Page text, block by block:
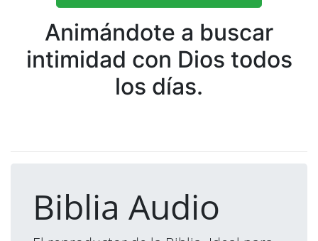
Animándote a buscar
intimidad con Dios todos
los días.
Biblia Audio